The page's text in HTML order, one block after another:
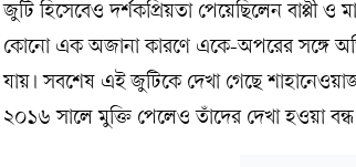
জুটি হিসেবেও দর্শকপ্রিয়তা পেয়েছিলেন বাপ্পী ও
কোনো এক অজানা কারণে একে-অপরের সঙ্গে
যায়। সবশেষ এই জুটিকে দেখা গেছে
২০১৬ সালে মুক্তি পেলেও তাঁদের দেখা হওয়া